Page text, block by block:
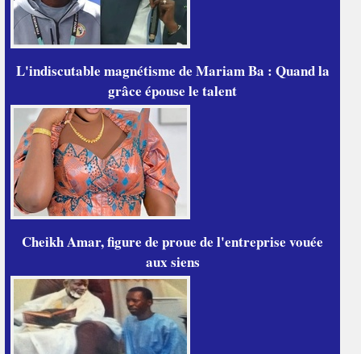
L'indiscutable magnétisme de Mariam Ba : Quand la
grâce épouse le talent
Cheikh Amar, figure de proue de l'entreprise vouée
aux siens